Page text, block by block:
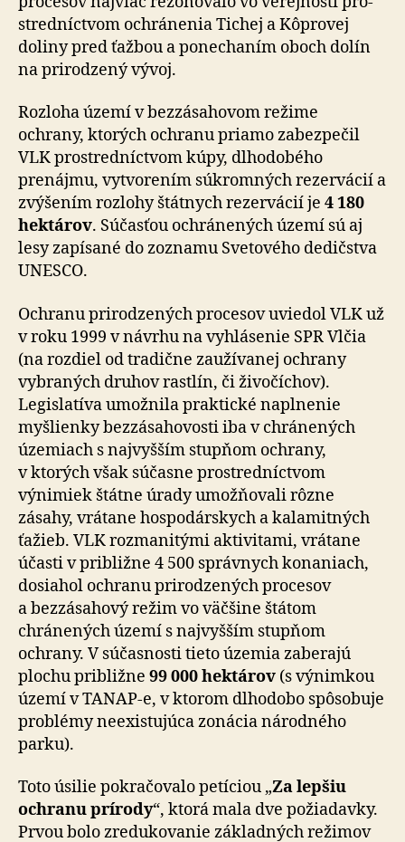
stred­níc­tvom ochránenia Tichej a Kôprovej
doliny pred ťažbou a ponechaním oboch dolín
na prirodzený vývoj.
Rozloha území v bezzásahovom režime
ochrany, ktorých ochranu priamo zabezpečil
VLK prostredníctvom kúpy, dlhodobého
prenájmu, vytvorením súkromných re­zer­vá­cií a
zvýšením rozlohy štátnych rezervácií je 4 180
hek­tá­rov. Súčasťou ochránených území sú aj
lesy zapísané do zoznamu Svetového dedičstva
UNESCO.
Ochranu prirodzených procesov uviedol VLK už
v roku 1999 v návrhu na vyhlásenie SPR Vlčia
(na rozdiel od tra­dič­ne zaužívanej ochrany
vybraných druhov rastlín, či živočíchov).
Legislatíva umožnila praktické naplnenie
myšlienky bezzásahovosti iba v chránených
územiach s najvyšším stupňom ochrany,
v ktorých však súčasne prostredníctvom
výnimiek štátne úrady umožňovali rôzne
zásahy, vrátane hospodárskych a kalamitných
ťažieb. VLK rozmanitými aktivitami, vrátane
účasti v približne 4 500 správnych konaniach,
dosiahol ochranu prirodzených procesov
a bezzásahový režim vo väčšine štátom
chránených území s najvyšším stupňom
ochrany. V súčasnosti tieto územia zaberajú
plochu približne 99 000 hektárov (s výnimkou
území v TANAP-e, v ktorom dlhodobo spôsobuje
problémy neexistujúca zonácia národného
parku).
Toto úsilie pokračovalo petíciou „Za lepšiu
ochranu prírody“, ktorá mala dve požiadavky.
Prvou bolo zre­du­ko­vanie základných režimov